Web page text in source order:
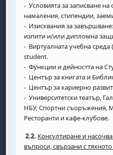
- Условията за записване на
намаления, стипендии,
- Изисквания за
изпити и/или дипломна
- Виртуалната учебна
student.
- Функции и дейността на
- Център за книгата и
- Център за кариерно
- Университетски театър,
НБУ, Спортни съоръжения,
Ресторанти и кафе-клубове.
2.2. Консултиране и
въпроси, свързани с тяхното